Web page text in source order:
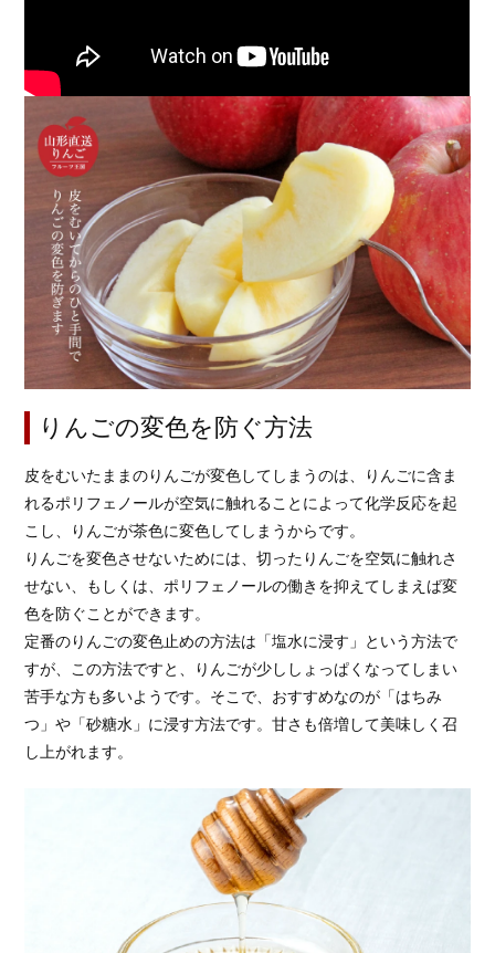
りんごの変色を防ぐ方法
皮をむいたままのりんごが変色してしまうのは、りんごに含ま
れるポリフェノールが空気に触れることによって化学反応を起
こし、りんごが茶色に変色してしまうからです。
りんごを変色させないためには、切ったりんごを空気に触れさ
せない、もしくは、ポリフェノールの働きを抑えてしまえば変
色を防ぐことができます。
定番のりんごの変色止めの方法は「塩水に浸す」という方法で
すが、この方法ですと、りんごが少ししょっぱくなってしまい
苦手な方も多いようです。そこで、おすすめなのが「はちみ
つ」や「砂糖水」に浸す方法です。甘さも倍増して美味しく召
し上がれます。